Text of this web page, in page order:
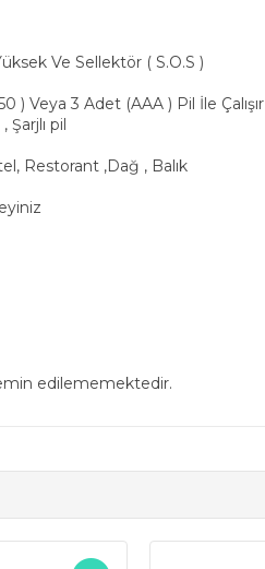
Ve Sellektör ( S.O.S )
Veya 3 Adet (AAA ) Pil İle Çalışır
pil
Restorant ,Dağ , Balık
edilememektedir.